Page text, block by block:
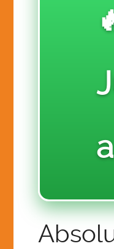
CHALLENGE
$ 12. PRE-
MILLION
LET THE GAINS
CREATIVE